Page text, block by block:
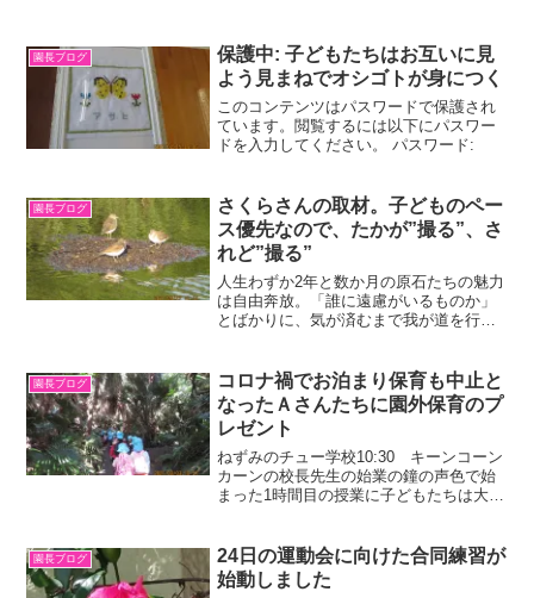
園長ブログ
保護中: 子どもたちはお互いに見
よう見まねでオシゴトが身につく
このコンテンツはパスワードで保護され
ています。閲覧するには以下にパスワー
ドを入力してください。 パスワード:
園長ブログ
さくらさんの取材。子どものペー
ス優先なので、たかが”撮る”、さ
れど”撮る”
人生わずか2年と数か月の原石たちの魅力
は自由奔放。「誰に遠慮がいるものか」
とばかりに、気が済むまで我が道を行
人たちの望む姿でもあるのです。生き生
きしていることから言えま...
園長ブログ
コロナ禍でお泊まり保育も中止と
なったＡさんたちに園外保育のプ
レゼント
ねずみのチュー学校10:30 キーンコーン
カーンの校長先生の始業の鐘の声色で始
まった1時間目の授業に子どもたちは大喜
はゴンドラでの帰宅まで次々と繰り広げ
られる10分のシ...
園長ブログ
24日の運動会に向けた合同練習が
始動しました